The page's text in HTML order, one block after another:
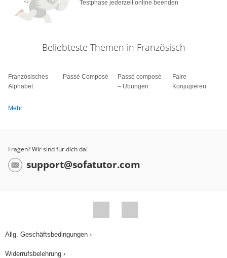
Testphase jederzeit online beenden
Beliebteste Themen in Französisch
Französisches
Alphabet
Passé Composé
Passé composé
– Übungen
Faire
Konjugieren
Mehr
Fragen? Wir sind für dich da!
support@sofatutor.com
Allg. Geschäftsbedingungen ›
Widerrufsbelehrung ›